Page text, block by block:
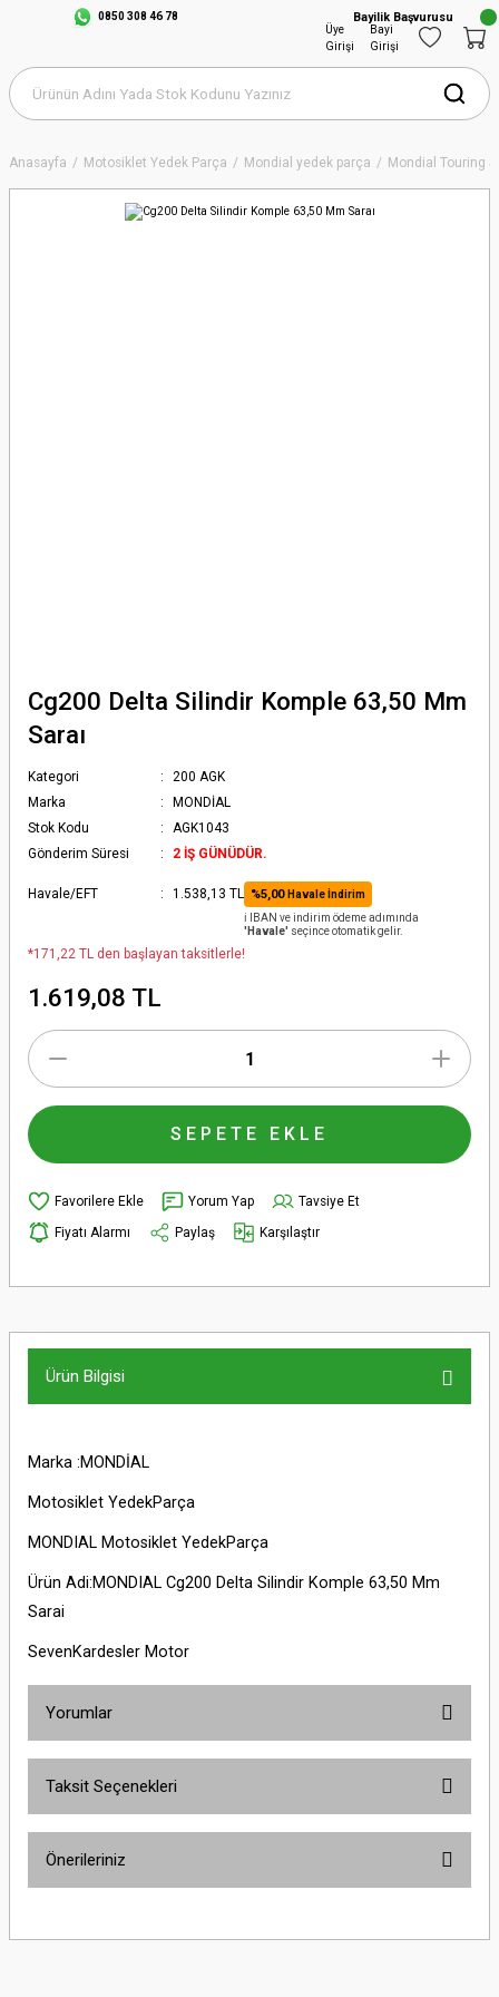
Üye
Girişi
Bayi
Girişi
Anasayfa Motosiklet Yedek Parça Mondial yedek parça Mondial Touring
Cg200 Delta Silindir Komple 63,50 Mm
Saraı
Kategori
200 AGK
Marka
MONDİAL
Stok Kodu
AGK1043
Gönderim Süresi
2 İŞ GÜNÜDÜR.
Havale/EFT 1.538,13 TL %5,00 Havale İndirim
ℹ️ IBAN ve indirim ödeme adımında
'Havale' seçince otomatik gelir.
*171,22 TL den başlayan taksitlerle!
1.619,08 TL
SEPETE EKLE
Yorum Yap
Tavsiye Et
Fiyatı Alarmı
Paylaş Karşılaştır
Ürün Bilgisi
Marka :MONDİAL
Motosiklet YedekParça
MONDIAL Motosiklet YedekParça
Ürün Adi:MONDIAL Cg200 Delta Silindir Komple 63,50 Mm
Sarai
SevenKardesler Motor
Yorumlar
Taksit Seçenekleri
Önerileriniz
yetersiz gördüğünüz noktaları öneri formunu kullanarak tarafımıza
0850 308 46 78 Bayilik Başvurusu